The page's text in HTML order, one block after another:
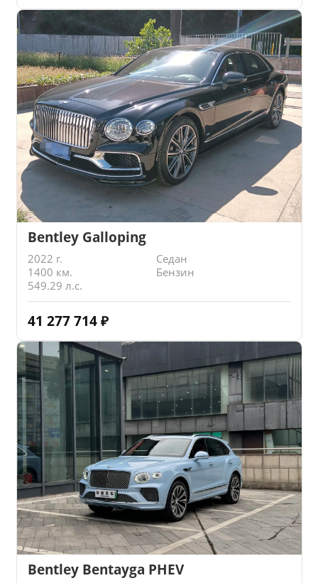
Bentley Galloping
2022 г.
Седан
1400 км.
Бензин
549.29 л.с.
41 277 714 ₽
Bentley Bentayga PHEV